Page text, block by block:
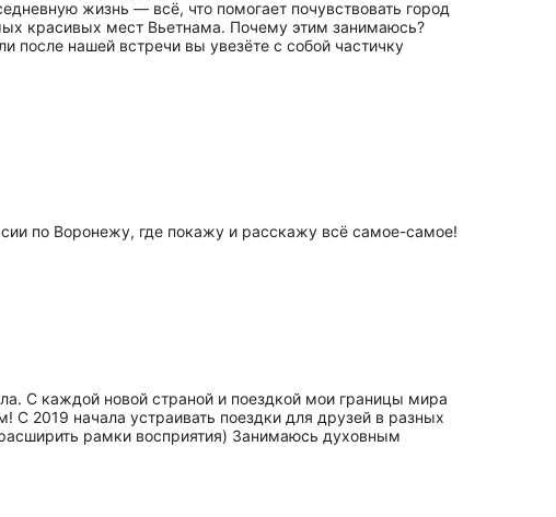
жизнь — всё, что помогает почувствовать город
красивых мест Вьетнама. Почему этим занимаюсь?
после нашей встречи вы увезёте с собой частичку
по Воронежу, где покажу и расскажу всё самое-самое!
С каждой новой страной и поездкой мои границы мира
С 2019 начала устраивать поездки для друзей в разных
рамки восприятия) Занимаюсь духовным